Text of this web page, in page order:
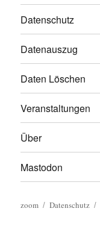
Datenschutz
Datenauszug
Daten Löschen
Veranstaltungen
Über
Mastodon
zoom Datenschutz